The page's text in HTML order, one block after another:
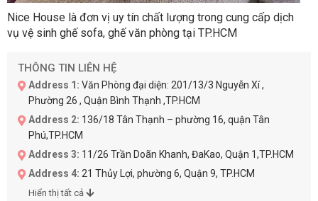
Nice House là đơn vị uy tín chất lượng trong cung cấp dịch
vụ vệ sinh ghế sofa, ghế văn phòng tại TP.HCM
THÔNG TIN LIÊN HỆ
Address 1: Văn Phòng đại diện: 201/13/3 Nguyễn Xí ,
Phường 26 , Quận Bình Thạnh ,TP.HCM
Address 2: 136/18 Tân Thạnh – phường 16, quận Tân
Phú,TP.HCM
Address 3: 11/26 Trần Doãn Khanh, ĐaKao, Quận 1,TP.HCM
Address 4: 21 Thủy Lợi, phường 6, Quận 9, TP.HCM
Hiển thị tất cả